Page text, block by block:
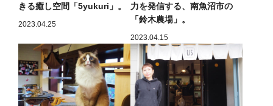
きる癒し空間「5yukuri」。
2023.04.25
力を発信する、南魚沼市の
「鈴木農場」。
2023.04.15